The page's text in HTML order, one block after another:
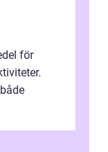
för